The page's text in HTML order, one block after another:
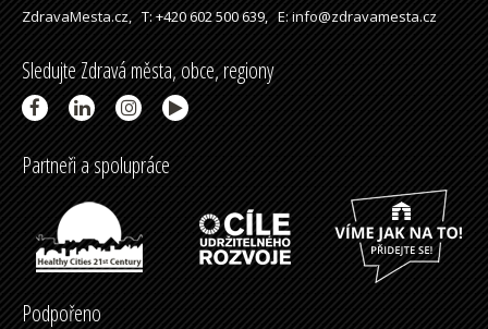
ZdravaMesta.cz,T: +420 602 500 639,E: info@zdravamesta.cz
Sledujte Zdravá města, obce, regiony
Partneři a spolupráce
Podpořeno